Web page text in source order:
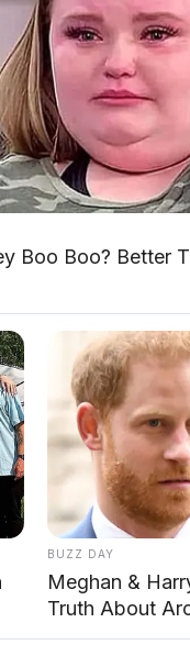
Boo Boo? Better
BUZZ DAY
Meghan &
Truth About